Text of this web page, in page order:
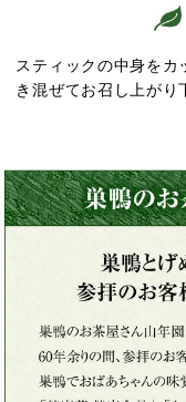
スティックの中身を
き混ぜてお召し上がり